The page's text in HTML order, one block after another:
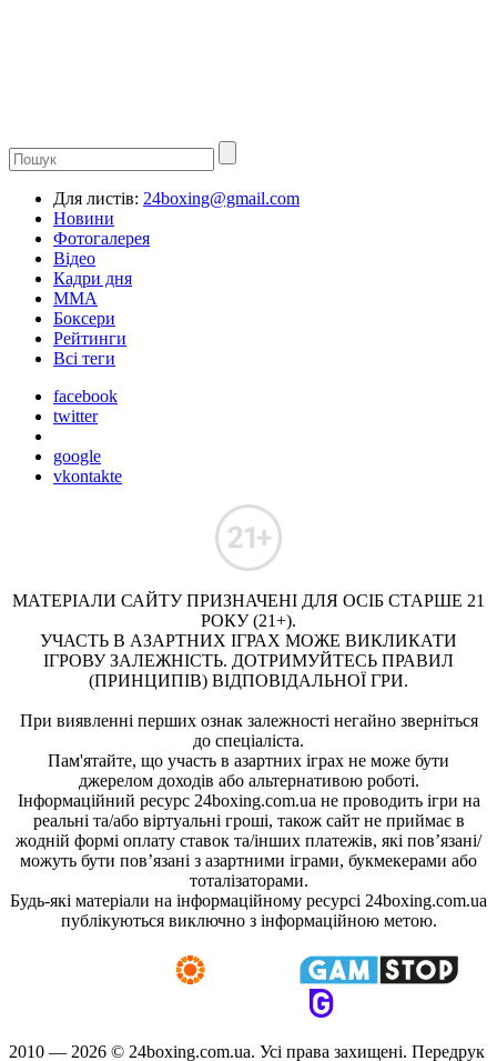
Для листів: 24boxing@gmail.com
Новини
Фотогалерея
Відео
Кадри дня
ММА
Боксери
Рейтинги
Всі теги
facebook
twitter
google
vkontakte
МАТЕРІАЛИ САЙТУ ПРИЗНАЧЕНІ ДЛЯ ОСІБ СТАРШЕ 21
РОКУ (21+).
УЧАСТЬ В АЗАРТНИХ ІГРАХ МОЖЕ ВИКЛИКАТИ
ІГРОВУ ЗАЛЕЖНІСТЬ. ДОТРИМУЙТЕСЬ ПРАВИЛ
(ПРИНЦИПІВ) ВІДПОВІДАЛЬНОЇ ГРИ.
При виявленні перших ознак залежності негайно зверніться
до спеціаліста.
Пам'ятайте, що участь в азартних іграх не може бути
джерелом доходів або альтернативою роботі.
Інформаційний ресурс 24boxing.com.ua не проводить ігри на
реальні та/або віртуальні гроші, також сайт не приймає в
жодній формі оплату ставок та/інших платежів, які пов’язані/
можуть бути пов’язані з азартними іграми, букмекерами або
тоталізаторами.
Будь-які матеріали на інформаційному ресурсі 24boxing.com.ua
публікуються виключно з інформаційною метою.
2010 — 2026 © 24boxing.com.ua. Усi права захищенi. Передрук